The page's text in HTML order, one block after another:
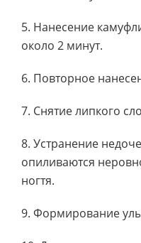
5. Нанесение
около 2 минут.
6. Повторное
7. Снятие липкого
8. Устранение
опиливаются
ногтя.
9. Формирование